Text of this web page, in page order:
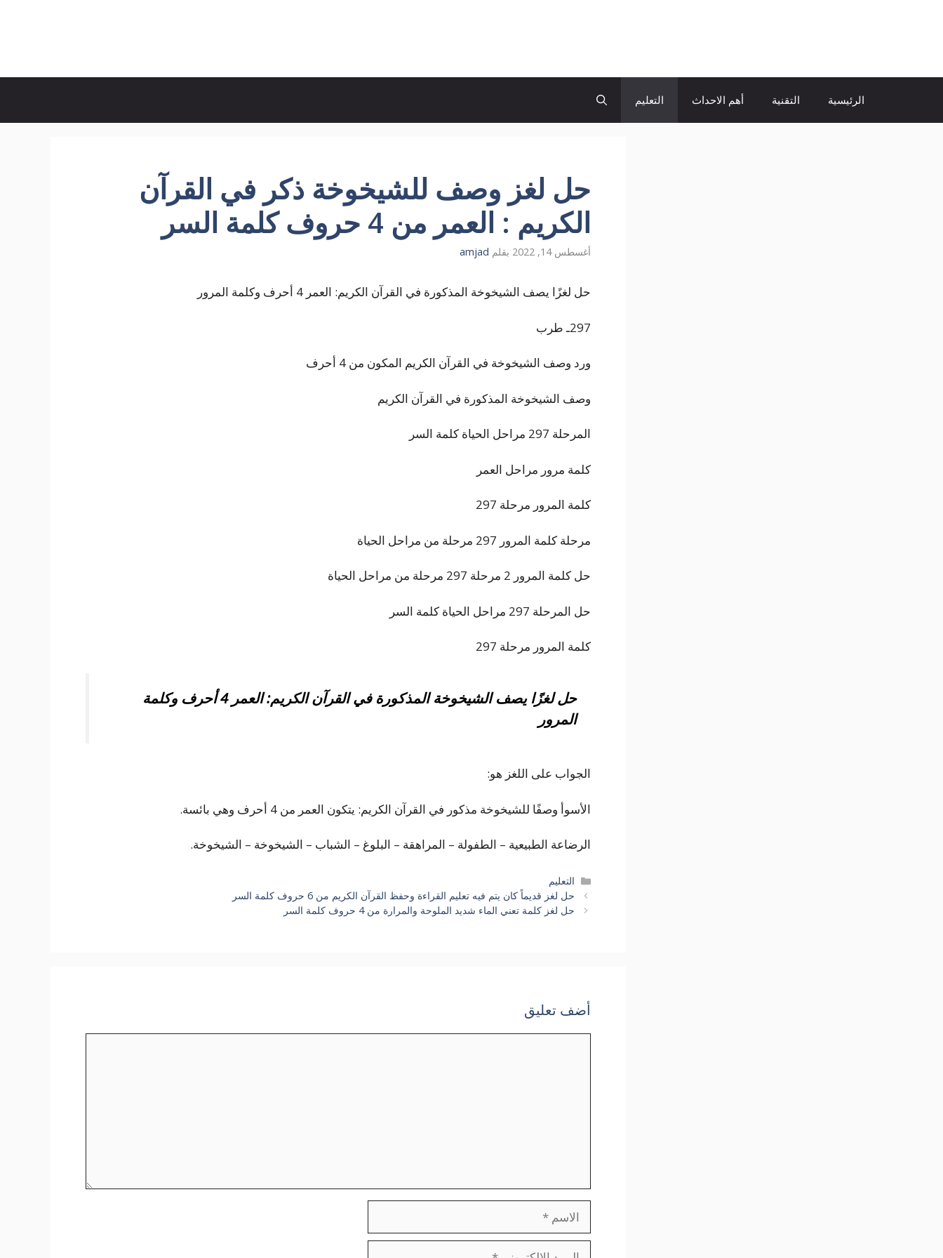
الرئيسية التقنية أهم الاحداث التعليم
حل لغز وصف للشيخوخة ذكر في القرآن
الكريم : العمر من 4 حروف كلمة السر
أغسطس 14, 2022 بقلم amjad
حل لغزًا يصف الشيخوخة المذكورة في القرآن الكريم: العمر 4 أحرف وكلمة المرور
297ـ طرب
ورد وصف الشيخوخة في القرآن الكريم المكون من 4 أحرف
وصف الشيخوخة المذكورة في القرآن الكريم
المرحلة 297 مراحل الحياة كلمة السر
كلمة مرور مراحل العمر
كلمة المرور مرحلة 297
مرحلة كلمة المرور 297 مرحلة من مراحل الحياة
حل كلمة المرور 2 مرحلة 297 مرحلة من مراحل الحياة
حل المرحلة 297 مراحل الحياة كلمة السر
كلمة المرور مرحلة 297
حل لغزًا يصف الشيخوخة المذكورة في القرآن الكريم: العمر 4 أحرف وكلمة
المرور
الجواب على اللغز هو:
الأسوأ وصفًا للشيخوخة مذكور في القرآن الكريم: يتكون العمر من 4 أحرف وهي بائسة.
الرضاعة الطبيعية – الطفولة – المراهقة – البلوغ – الشباب – الشيخوخة – الشيخوخة.
التصنيفات
التعليم
حل لغز قديماً كان يتم فيه تعليم القراءة وحفظ القرآن الكريم من 6 حروف كلمة السر
حل لغز كلمة تعني الماء شديد الملوحة والمرارة من 4 حروف كلمة السر
أضف تعليق
الاسم
البريد